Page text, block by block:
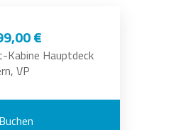
€
Kabine Hauptdeck
VP